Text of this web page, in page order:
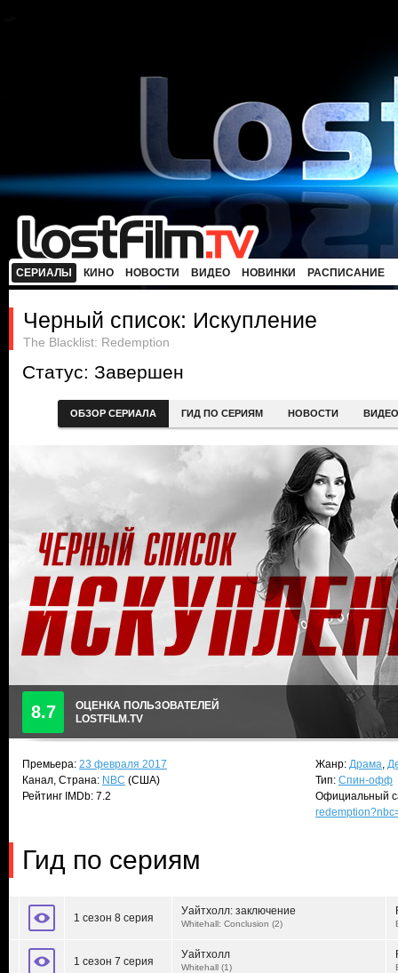
СЕРИАЛЫ КИНО НОВОСТИ ВИДЕО НОВИНКИ РАСПИСАНИЕ
Черный список: Искупление
The Blacklist: Redemption
Статус: Завершен
ОБЗОР СЕРИАЛА ГИД ПО СЕРИЯМ НОВОСТИ ВИДЕО
8.7
ОЦЕНКА ПОЛЬЗОВАТЕЛЕЙ
LOSTFILM.TV
Премьера: 23 февраля 2017
Канал, Страна: NBC (США)
Рейтинг IMDb: 7.2
Жанр: Драма,
Тип: Спин-офф
Официальный
Гид по сериям
1 сезон 8 серия
Уайтхолл: заключение
Whitehall: Conclusion (2)
1 сезон 7 серия
Уайтхолл
Whitehall (1)